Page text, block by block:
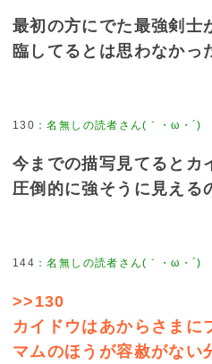
最初の方にでた最強剣士
臨してるとは思わなかっ
130
今までの描写見てるとカ
圧倒的に強そうに見える
144
>>130
カイドウはあからさまに
マムのほうが容赦がない